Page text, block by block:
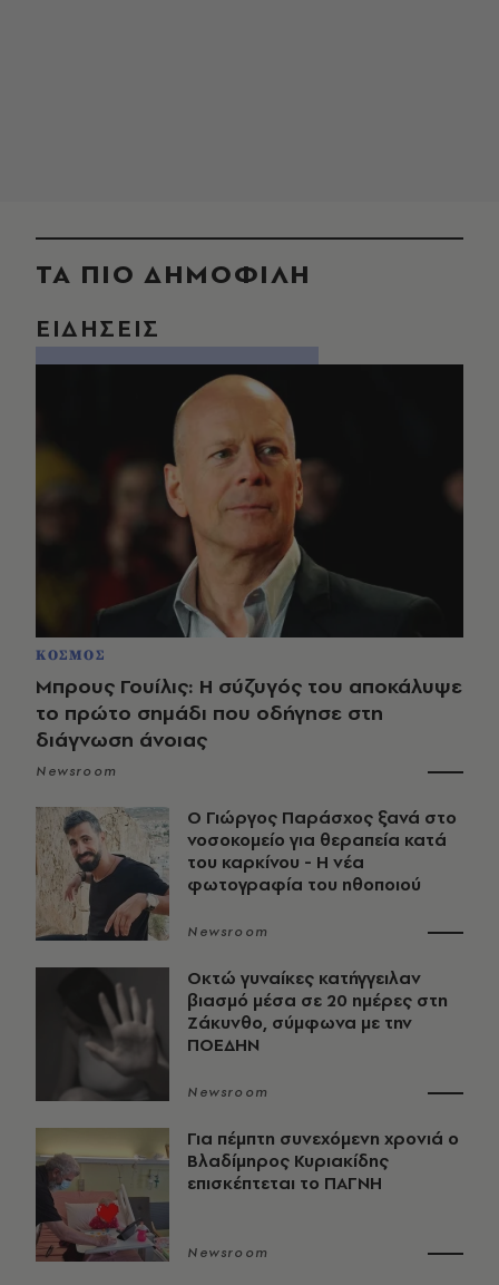
ΤΑ ΠΙΟ ΔΗΜΟΦΙΛΗ
ΕΙΔΗΣΕΙΣ
ΚΟΣΜΟΣ
Μπρους Γουίλις: Η σύζυγός του αποκάλυψε
το πρώτο σημάδι που οδήγησε στη
διάγνωση άνοιας
Newsroom
O Γιώργος Παράσχος ξανά στο
νοσοκομείο για θεραπεία κατά
του καρκίνου - Η νέα
φωτογραφία του ηθοποιού
Newsroom
Οκτώ γυναίκες κατήγγειλαν
βιασμό μέσα σε 20 ημέρες στη
Ζάκυνθο, σύμφωνα με την
ΠΟΕΔΗΝ
Newsroom
Για πέμπτη συνεχόμενη χρονιά ο
Βλαδίμηρος Κυριακίδης
επισκέπτεται το ΠΑΓΝΗ
Newsroom